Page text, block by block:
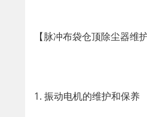
【脉冲布袋仓顶除尘器维
1. 振动电机的维护和保养